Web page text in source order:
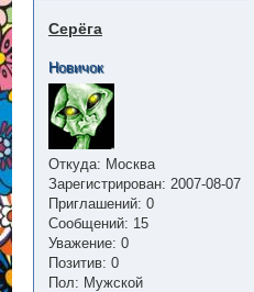
Cерёга
Новичок
Откуда: Москва
Зарегистрирован: 2007-08-07
Приглашений: 0
Сообщений: 15
Уважение: 0
Позитив: 0
Пол: Мужской